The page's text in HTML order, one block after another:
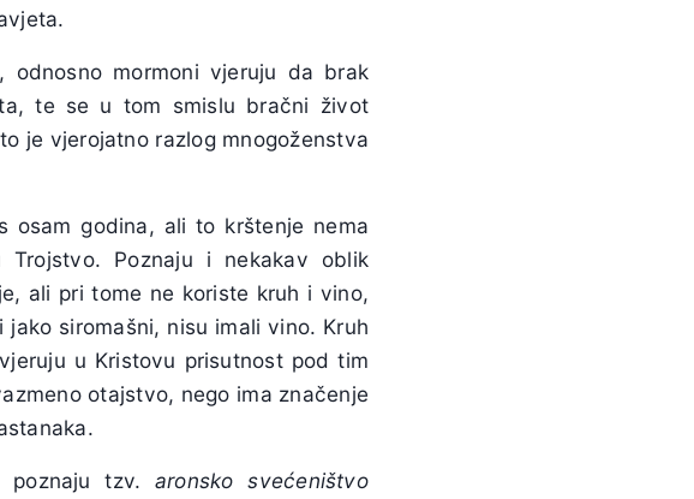
odnosno mormoni vjeruju da brak
te se u tom smislu bračni život
je vjerojatno razlog mnogoženstva
godina, ali to krštenje nema
Poznaju i nekakav oblik
ali pri tome ne koriste kruh i vino,
siromašni, nisu imali vino. Kruh
u Kristovu prisutnost pod tim
otajstvo, nego ima značenje
poznaju tzv. aronsko svećeništvo